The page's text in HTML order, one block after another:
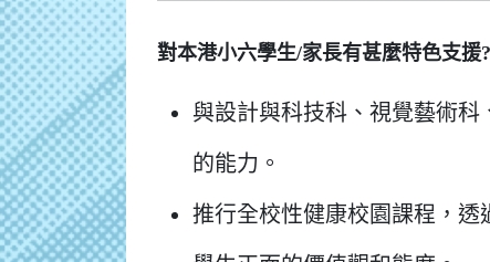
對本港小六學生/家長有甚麼特色支援?
與設計與科技科、視覺藝術
的能力。
推行全校性健康校園課程，